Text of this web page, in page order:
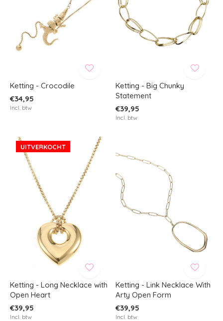
Ketting - Crocodile
€34,95
Incl. btw
Ketting - Big Chunky
Statement
€39,95
Incl. btw
UITVERKOCHT
Ketting - Long Necklace with
Open Heart
€39,95
Incl. btw
Ketting - Link Necklace With
Arty Open Form
€39,95
Incl. btw